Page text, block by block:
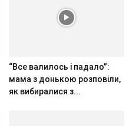
“Все валилось і падало”:
мама з донькою розповіли,
як вибиралися з...